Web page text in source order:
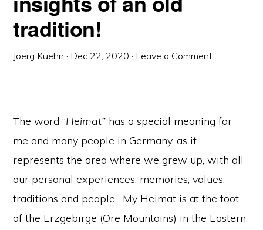
tradition!
Joerg Kuehn · Dec 22, 2020 · Leave a Comment
The word “Heimat” has a special meaning for
me and many people in Germany, as it
represents the area where we grew up, with all
our personal experiences, memories, values,
traditions and people. My Heimat is at the foot
of the Erzgebirge (Ore Mountains) in the Eastern